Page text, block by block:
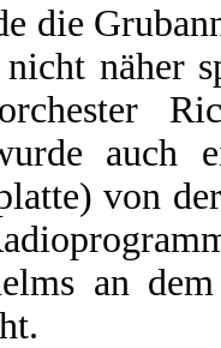
die
nicht näher
auch
von
an